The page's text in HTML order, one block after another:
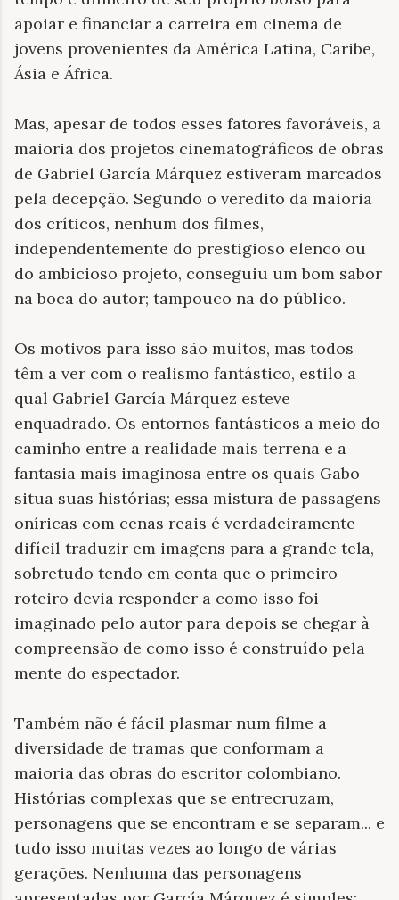
apoiar e financiar a carreira em cinema de
jovens provenientes da América Latina, Caribe,
Ásia e África.
Mas, apesar de todos esses fatores favoráveis, a
maioria dos projetos cinematográficos de obras
de Gabriel García Márquez estiveram marcados
pela decepção. Segundo o veredito da maioria
dos críticos, nenhum dos filmes,
independentemente do prestigioso elenco ou
do ambicioso projeto, conseguiu um bom sabor
na boca do autor; tampouco na do público.
Os motivos para isso são muitos, mas todos
têm a ver com o realismo fantástico, estilo a
qual Gabriel García Márquez esteve
enquadrado. Os entornos fantásticos a meio do
caminho entre a realidade mais terrena e a
fantasia mais imaginosa entre os quais Gabo
situa suas histórias; essa mistura de passagens
oníricas com cenas reais é verdadeiramente
difícil traduzir em imagens para a grande tela,
sobretudo tendo em conta que o primeiro
roteiro devia responder a como isso foi
imaginado pelo autor para depois se chegar à
compreensão de como isso é construído pela
mente do espectador.
Também não é fácil plasmar num filme a
diversidade de tramas que conformam a
maioria das obras do escritor colombiano.
Histórias complexas que se entrecruzam,
personagens que se encontram e se separam... e
tudo isso muitas vezes ao longo de várias
gerações. Nenhuma das personagens